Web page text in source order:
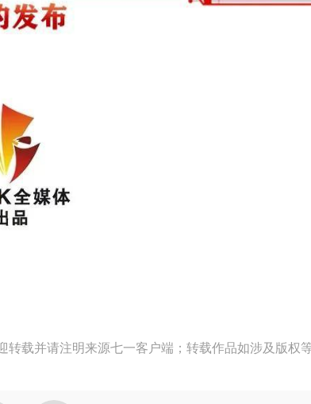
载并请注明来源七一客户端；转载作品如涉及版权